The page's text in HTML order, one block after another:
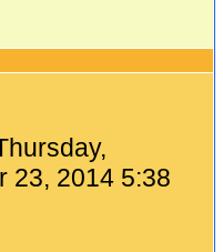
23, 2014 5:38